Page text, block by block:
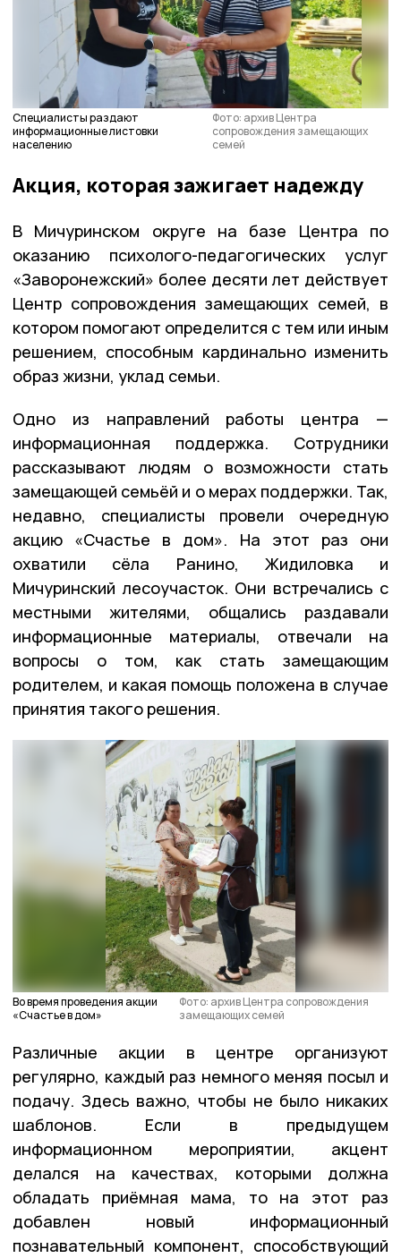
Специалисты раздают
информационные листовки
населению
Фото: архив Центра
сопровождения замещающих
семей
Акция, которая зажигает надежду
В Мичуринском округе на базе Центра по
оказанию психолого-педагогических услуг
«Заворонежский» более десяти лет действует
Центр сопровождения замещающих семей, в
котором помогают определится с тем или иным
решением, способным кардинально изменить
образ жизни, уклад семьи.
Одно из направлений работы центра —
информационная поддержка. Сотрудники
рассказывают людям о возможности стать
замещающей семьёй и о мерах поддержки. Так,
недавно, специалисты провели очередную
акцию «Счастье в дом». На этот раз они
охватили сёла Ранино, Жидиловка и
Мичуринский лесоучасток. Они встречались с
местными жителями, общались раздавали
информационные материалы, отвечали на
вопросы о том, как стать замещающим
родителем, и какая помощь положена в случае
принятия такого решения.
Во время проведения акции
«Счастье в дом»
Фото: архив Центра сопровождения
замещающих семей
Различные акции в центре организуют
регулярно, каждый раз немного меняя посыл и
подачу. Здесь важно, чтобы не было никаких
шаблонов. Если в предыдущем
информационном мероприятии, акцент
делался на качествах, которыми должна
обладать приёмная мама, то на этот раз
добавлен новый информационный
познавательный компонент, способствующий